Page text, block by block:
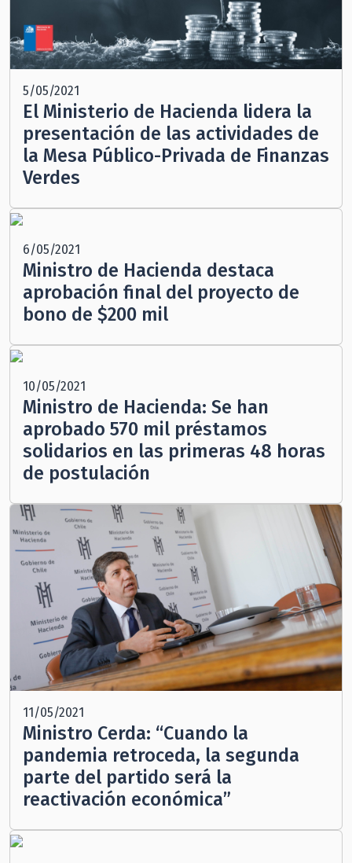
5/05/2021
El Ministerio de Hacienda lidera la
presentación de las actividades de
la Mesa Público-Privada de Finanzas
Verdes
6/05/2021
Ministro de Hacienda destaca
aprobación final del proyecto de
bono de $200 mil
10/05/2021
Ministro de Hacienda: Se han
aprobado 570 mil préstamos
solidarios en las primeras 48 horas
de postulación
11/05/2021
Ministro Cerda: “Cuando la
pandemia retroceda, la segunda
parte del partido será la
reactivación económica”